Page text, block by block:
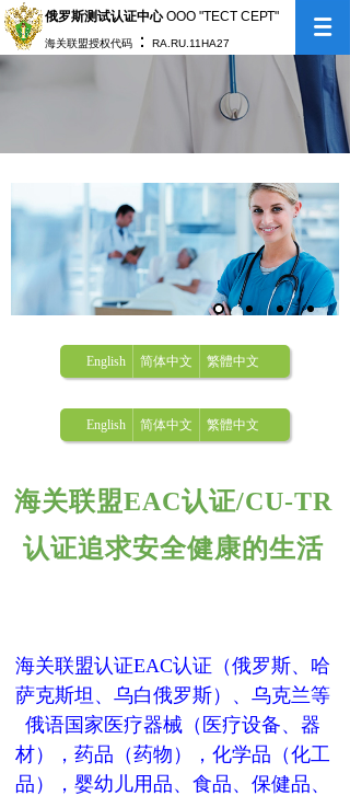
俄罗斯测试认证中心 ООО "ТЕСТ СЕРТ"
海关联盟授权代码 ： RA.RU.11НА27
English 简体中文 繁體中文
English 简体中文 繁體中文
海关联盟EAC认证/CU-TR
认证追求安全健康的生活
海关联盟认证EAC认证（俄罗斯、哈
萨克斯坦、乌白俄罗斯）、乌克兰等
俄语国家医疗器械（医疗设备、器
材），药品（药物），化学品（化工
品），婴幼儿用品、食品、保健品、